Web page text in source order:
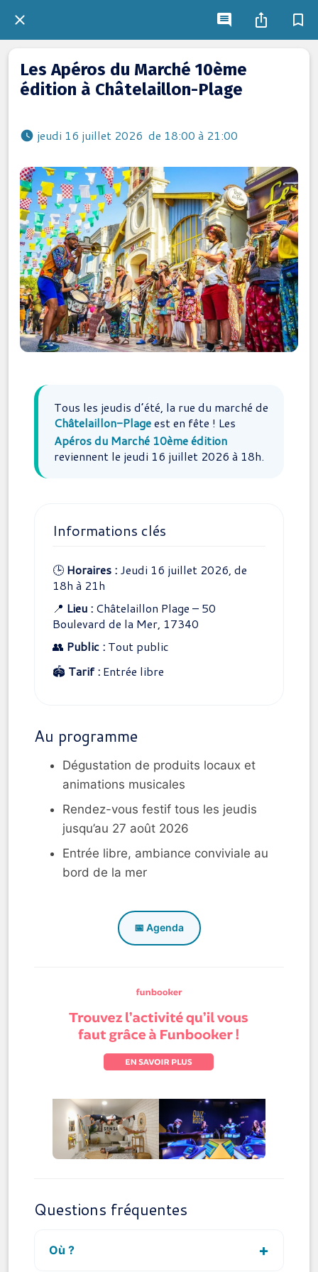
Les Apéros du Marché 10ème
édition à Châtelaillon-Plage
jeudi 16 juillet 2026  de 18:00 à 21:00
Tous les jeudis d’été, la rue du marché de
Châtelaillon-Plageest en fête ! Les
Apéros du Marché 10ème édition
reviennent le jeudi 16 juillet 2026 à 18h.
Informations clés
🕒 Horaires : Jeudi 16 juillet 2026, de
18h à 21h
📍 Lieu : Châtelaillon Plage – 50
Boulevard de la Mer, 17340
👥 Public : Tout public
🏟️ Tarif : Entrée libre
Au programme
Dégustation de produits locaux et
animations musicales
Rendez-vous festif tous les jeudis
jusqu’au 27 août 2026
Entrée libre, ambiance conviviale au
bord de la mer
📅 Agenda
Questions fréquentes
Où ?